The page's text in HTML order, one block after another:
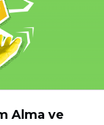
Alma ve